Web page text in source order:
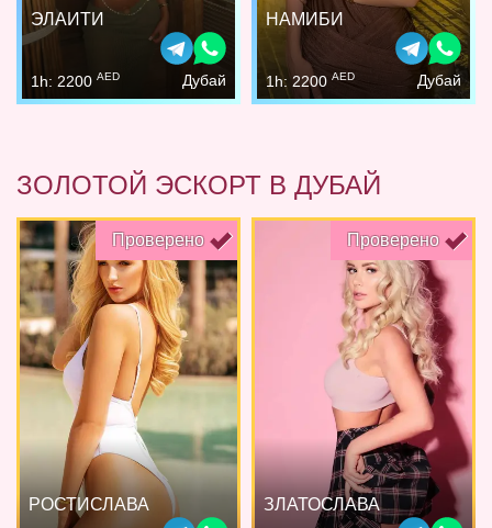
ЭЛАИТИ
1h: 2200 AED Дубай
НАМИБИ
1h: 2200 AED Дубай
ЗОЛОТОЙ ЭСКОРТ В ДУБАЙ
Проверено
РОСТИСЛАВА
Проверено
ЗЛАТОСЛАВА